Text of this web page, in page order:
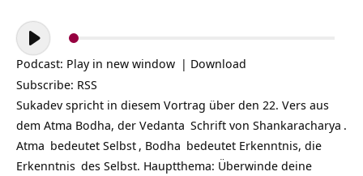
Audio-
Player
Podcast: Play in new window | Download
Subscribe: RSS
Sukadev spricht in diesem Vortrag über den 22. Vers aus
dem Atma Bodha, der Vedanta Schrift von Shankaracharya .
Atma bedeutet Selbst , Bodha bedeutet Erkenntnis, die
Erkenntnis des Selbst. Hauptthema: Überwinde deine